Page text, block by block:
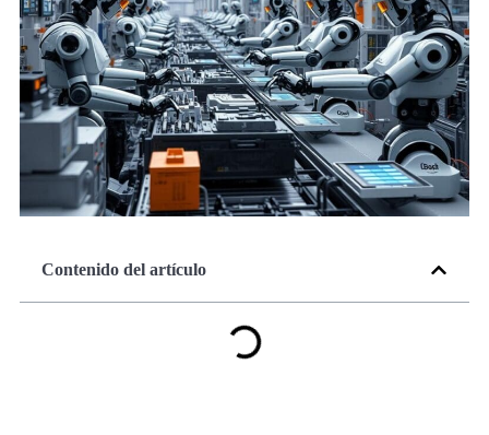
Contenido del artículo